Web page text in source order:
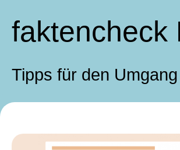
faktencheck
Tipps für den